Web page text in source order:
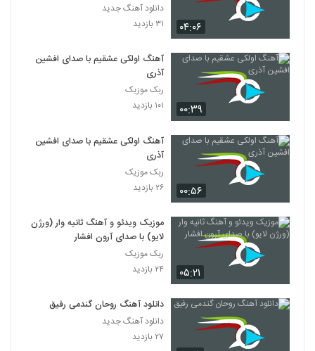
۰۴:۰۶
دانلود آهنگ جدید
۳۱ بازدید
۰۰:۳۹
آهنگ اولکی عشقیم با صدای افشین
آذری
ربک موزیک
۱۰۱ بازدید
۰۰:۵۶
آهنگ اولکی عشقیم با صدای افشین
آذری
ربک موزیک
۲۶ بازدید
۰۵:۲۱
موزیک ویدئو و آهنگ ثانیه وار (ورژن
لایو) با صدای آرون افشار
ربک موزیک
۲۴ بازدید
دانلود آهنگ روحان گندمی رفیق
دانلود آهنگ جدید
۲۷ بازدید